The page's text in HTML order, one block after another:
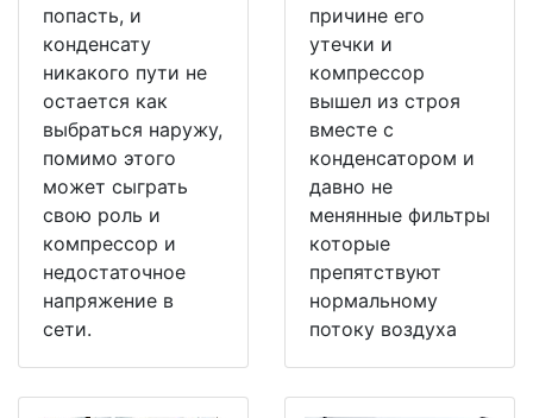
попасть, и
конденсату
никакого пути не
остается как
выбраться наружу,
помимо этого
может сыграть
свою роль и
компрессор и
недостаточное
напряжение в
сети.
причине его
утечки и
компрессор
вышел из строя
вместе с
конденсатором и
давно не
менянные фильтры
которые
препятствуют
нормальному
потоку воздуха